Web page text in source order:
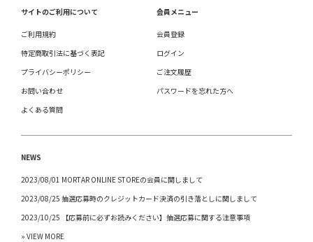
サイトのご利用について
ご利用規約
特定商取引法に基づく表記
プライバシーポリシー
お問い合わせ
よくある質問
会員メニュー
会員登録
ログイン
ご注文履歴
パスワードを忘れた方へ
NEWS
2023/08/01 MORTAR ONLINE STOREの会員に関しまして
2023/08/25 抽選応募時のクレジットカード決済の引き落としに関しまして
2023/10/25 【応募前に必ずお読みください】抽選応募に関する注意事項
» VIEW MORE